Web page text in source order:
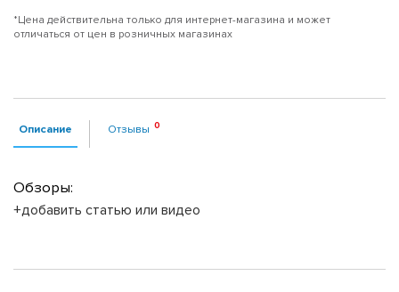
*Цена действительна только для интернет-магазина и может
отличаться от цен в розничных магазинах
Описание Отзывы
Обзоры:
+добавить статью или видео